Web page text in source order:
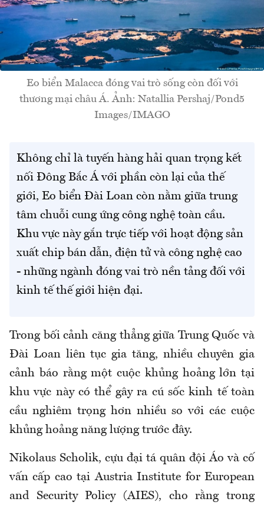
Eo biển Malacca đóng vai trò sống còn đối với
thương mại châu Á. Ảnh: Natallia Pershaj/Pond5
Images/IMAGO
Không chỉ là tuyến hàng hải quan trọng kết
nối Đông Bắc Á với phần còn lại của thế
giới, Eo biển Đài Loan còn nằm giữa trung
tâm chuỗi cung ứng công nghệ toàn cầu.
Khu vực này gắn trực tiếp với hoạt động sản
xuất chip bán dẫn, điện tử và công nghệ cao
- những ngành đóng vai trò nền tảng đối với
kinh tế thế giới hiện đại.
Trong bối cảnh căng thẳng giữa Trung Quốc và
Đài Loan liên tục gia tăng, nhiều chuyên gia
cảnh báo rằng một cuộc khủng hoảng lớn tại
khu vực này có thể gây ra cú sốc kinh tế toàn
cầu nghiêm trọng hơn nhiều so với các cuộc
khủng hoảng năng lượng trước đây.
Nikolaus Scholik, cựu đại tá quân đội Áo và cố
vấn cấp cao tại Austria Institute for European
and Security Policy (AIES), cho rằng trong